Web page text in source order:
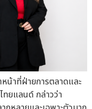
หน้าที่ฝ่ายการตลาดและ
ทยแลนด์ กล่าวว่า